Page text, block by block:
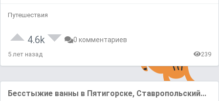
Путешествия
4.6k 0 комментариев
5 лет назад 239
Бесстыжие вaнны в Пятигорске, Стaвропольский...